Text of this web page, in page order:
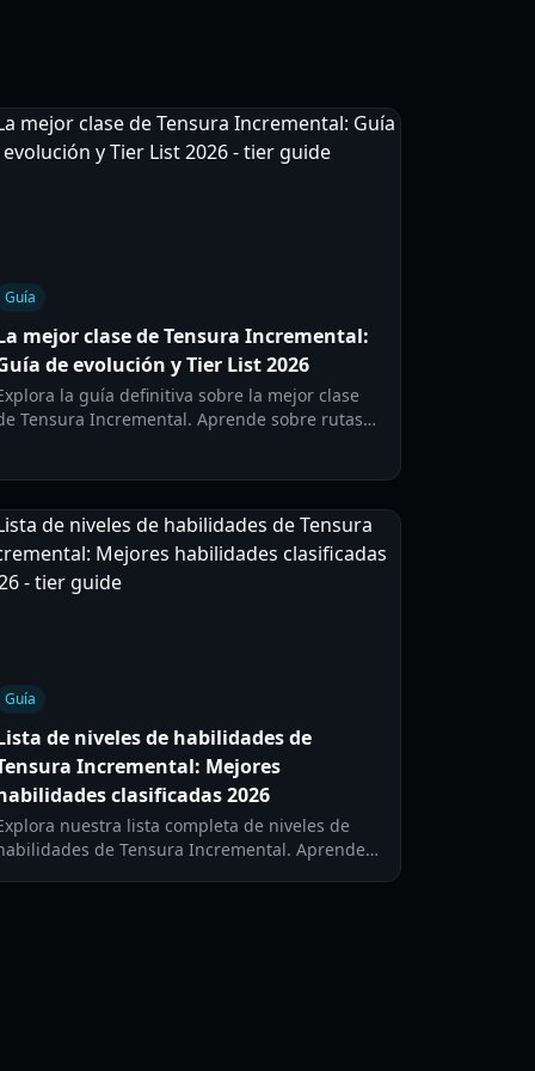
Guía
mejor clase de Tensura Incremental:
de evolución y Tier List 2026
la guía definitiva sobre la mejor clase
Tensura Incremental. Aprende sobre rutas
Guía
de niveles de habilidades de
Incremental: Mejores
clasificadas 2026
nuestra lista completa de niveles de
de Tensura Incremental. Aprende